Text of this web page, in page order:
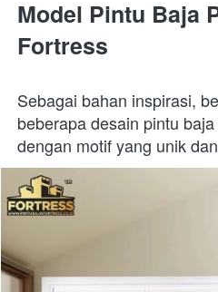
Model Pintu Baja
Fortress
Sebagai bahan inspirasi,
beberapa desain pintu
dengan motif yang unik